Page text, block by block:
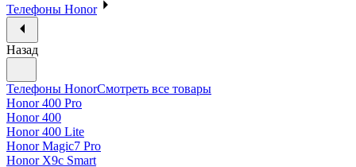
Телефоны Honor
Назад
Телефоны HonorСмотреть все товары
Honor 400 Pro
Honor 400
Honor 400 Lite
Honor Magic7 Pro
Honor X9c Smart